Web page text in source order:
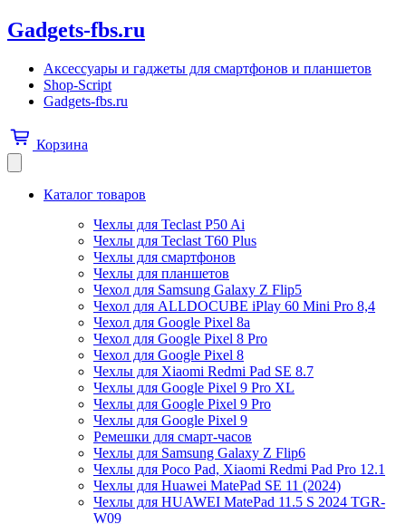
Gadgets-fbs.ru
Аксессуары и гаджеты для смартфонов и планшетов
Shop-Script
Gadgets-fbs.ru
Корзина
Каталог товаров
Чехлы для Teclast P50 Ai
Чехлы для Teclast T60 Plus
Чехлы для смартфонов
Чехлы для планшетов
Чехол для Samsung Galaxy Z Flip5
Чехол для ALLDOCUBE iPlay 60 Mini Pro 8,4
Чехол для Google Pixel 8a
Чехол для Google Pixel 8 Pro
Чехол для Google Pixel 8
Чехлы для Xiaomi Redmi Pad SE 8.7
Чехлы для Google Pixel 9 Pro XL
Чехлы для Google Pixel 9 Pro
Чехлы для Google Pixel 9
Ремешки для смарт-часов
Чехлы для Samsung Galaxy Z Flip6
Чехлы для Poco Pad, Xiaomi Redmi Pad Pro 12.1
Чехлы для Huawei MatePad SE 11 (2024)
Чехлы для HUAWEI MatePad 11.5 S 2024 TGR-
W09